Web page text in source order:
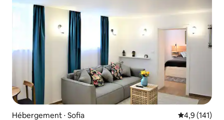
Hébergement ⋅ Sofia Évaluation
4,9 (141)